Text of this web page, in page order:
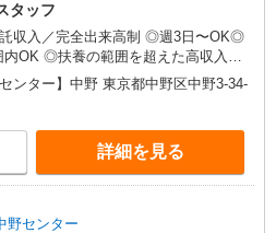
タッフ
収入／完全出来高制 ◎週3日〜OK◎
内OK ◎扶養の範囲を超えた高収入も
入補償制度/月10万円（最長12か月
:週5日9時-13時の場合 月10万円〜
修制度あり 収入保障期間：12か月
センター】中野 東京都中野区中野3-34-
詳細を見る
野センター